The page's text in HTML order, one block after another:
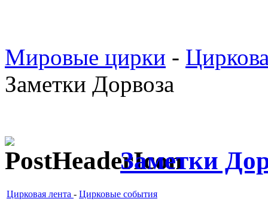
Мировые цирки -
Заметки Дорвоза
Заметки
Цирковая лента - Цирковые события